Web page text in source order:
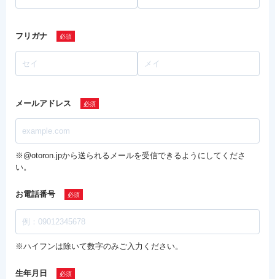
フリガナ
メールアドレス
※@otoron.jpから送られるメールを受信できるようにしてくださ
い。
お電話番号
※ハイフンは除いて数字のみご入力ください。
生年月日